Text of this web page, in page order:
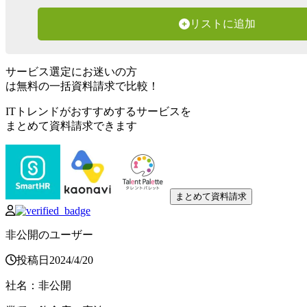
リストに追加
サービス選定にお迷いの方
は無料の一括資料請求で比較！
ITトレンドがおすすめするサービスを
まとめて資料請求できます
まとめて資料請求
非公開のユーザー
投稿日 2024/4/20
社名 ： 非公開